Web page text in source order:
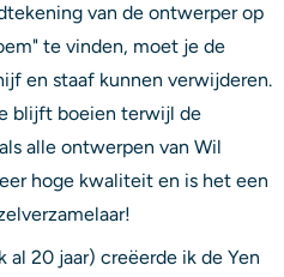
van de ontwerper op
te vinden, moet je de
en staaf kunnen verwijderen.
blijft boeien terwijl de
alle ontwerpen van Wil
hoge kwaliteit en is het een
al 20 jaar) creëerde ik de Yen